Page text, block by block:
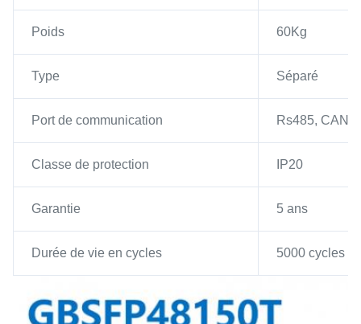
Poids 60Kg
Type Séparé
Port de communication Rs485, CAN
Classe de protection IP20
Garantie 5 ans
Durée de vie en cycles 5000 cycles